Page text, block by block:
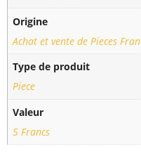
Origine
Achat et vente de Pieces
Type de produit
Piece
Valeur
5 Francs